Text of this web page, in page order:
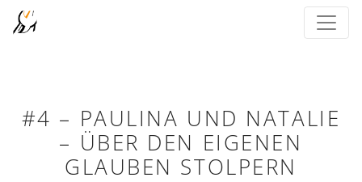
#4 – PAULINA UND NATALIE
– ÜBER DEN EIGENEN
GLAUBEN STOLPERN